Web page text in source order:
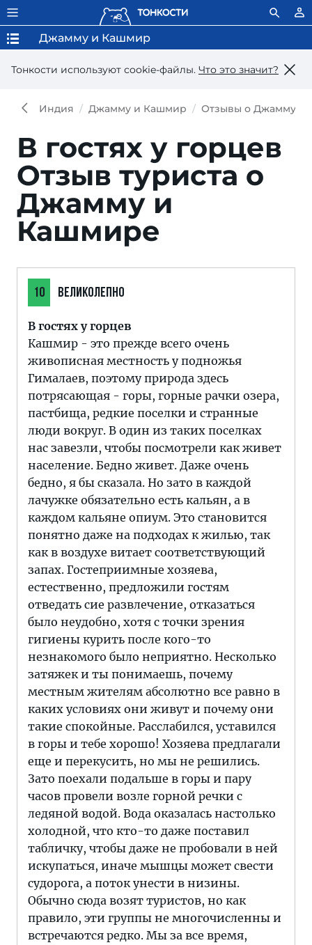
Тонкости используют сookie-файлы. Что это значит?
Джамму и Кашмир
Индия Джамму и Кашмир Отзывы о Джамму и
В гостях у горцев
Отзыв туриста о
Джамму и
Кашмире
10 ВЕЛИКОЛЕПНО
В гостях у горцев
Кашмир - это прежде всего очень
живописная местность у подножья
Гималаев, поэтому природа здесь
потрясающая - горы, горные рачки озера,
пастбища, редкие поселки и странные
люди вокруг. В один из таких поселках
нас завезли, чтобы посмотрели как живет
население. Бедно живет. Даже очень
бедно, я бы сказала. Но зато в каждой
лачужке обязательно есть кальян, а в
каждом кальяне опиум. Это становится
понятно даже на подходах к жилью, так
как в воздухе витает соответствующий
запах. Гостеприимные хозяева,
естественно, предложили гостям
отведать сие развлечение, отказаться
было неудобно, хотя с точки зрения
гигиены курить после кого-то
незнакомого было неприятно. Несколько
затяжек и ты понимаешь, почему
местным жителям абсолютно все равно в
каких условиях они живут и почему они
такие спокойные. Расслабился, уставился
в горы и тебе хорошо! Хозяева предлагали
еще и перекусить, но мы не решились.
Зато поехали подальше в горы и пару
часов провели возле горной речки с
ледяной водой. Вода оказалась настолько
холодной, что кто-то даже поставил
табличку, чтобы даже не пробовали в ней
искупаться, иначе мышцы может свести
судорога, а поток унести в низины.
Обычно сюда возят туристов, но как
правило, эти группы не многочисленны и
встречаются редко. Мы за все время,